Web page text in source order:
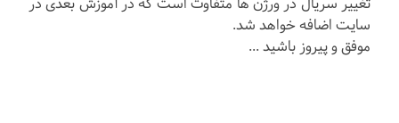
سایت اضافه خواهد شد.
موفق و پیروز باشید ...